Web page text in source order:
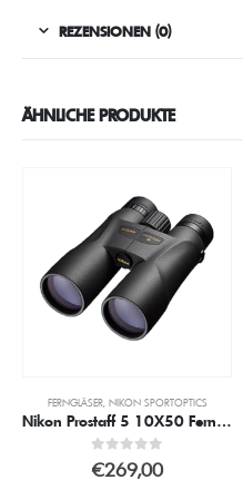
REZENSIONEN (0)
ÄHNLICHE PRODUKTE
FERNGLÄSER, NIKON SPORTOPTICS
Nikon Prostaff 5 10X50 Fernglas
0out of 5
€269,00